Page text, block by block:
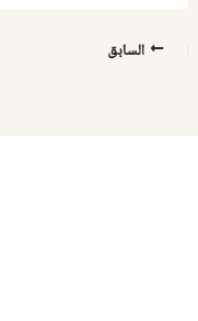
السابق